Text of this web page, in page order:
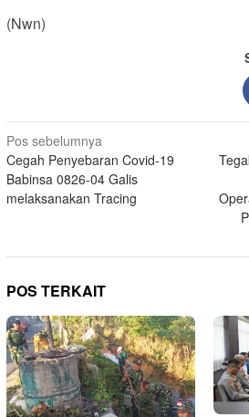
(Nwn)
Navigasi
pos
Pos sebelumnya
Cegah Penyebaran Covid-19
Babinsa 0826-04 Galis
melaksanakan Tracing
POS TERKAIT